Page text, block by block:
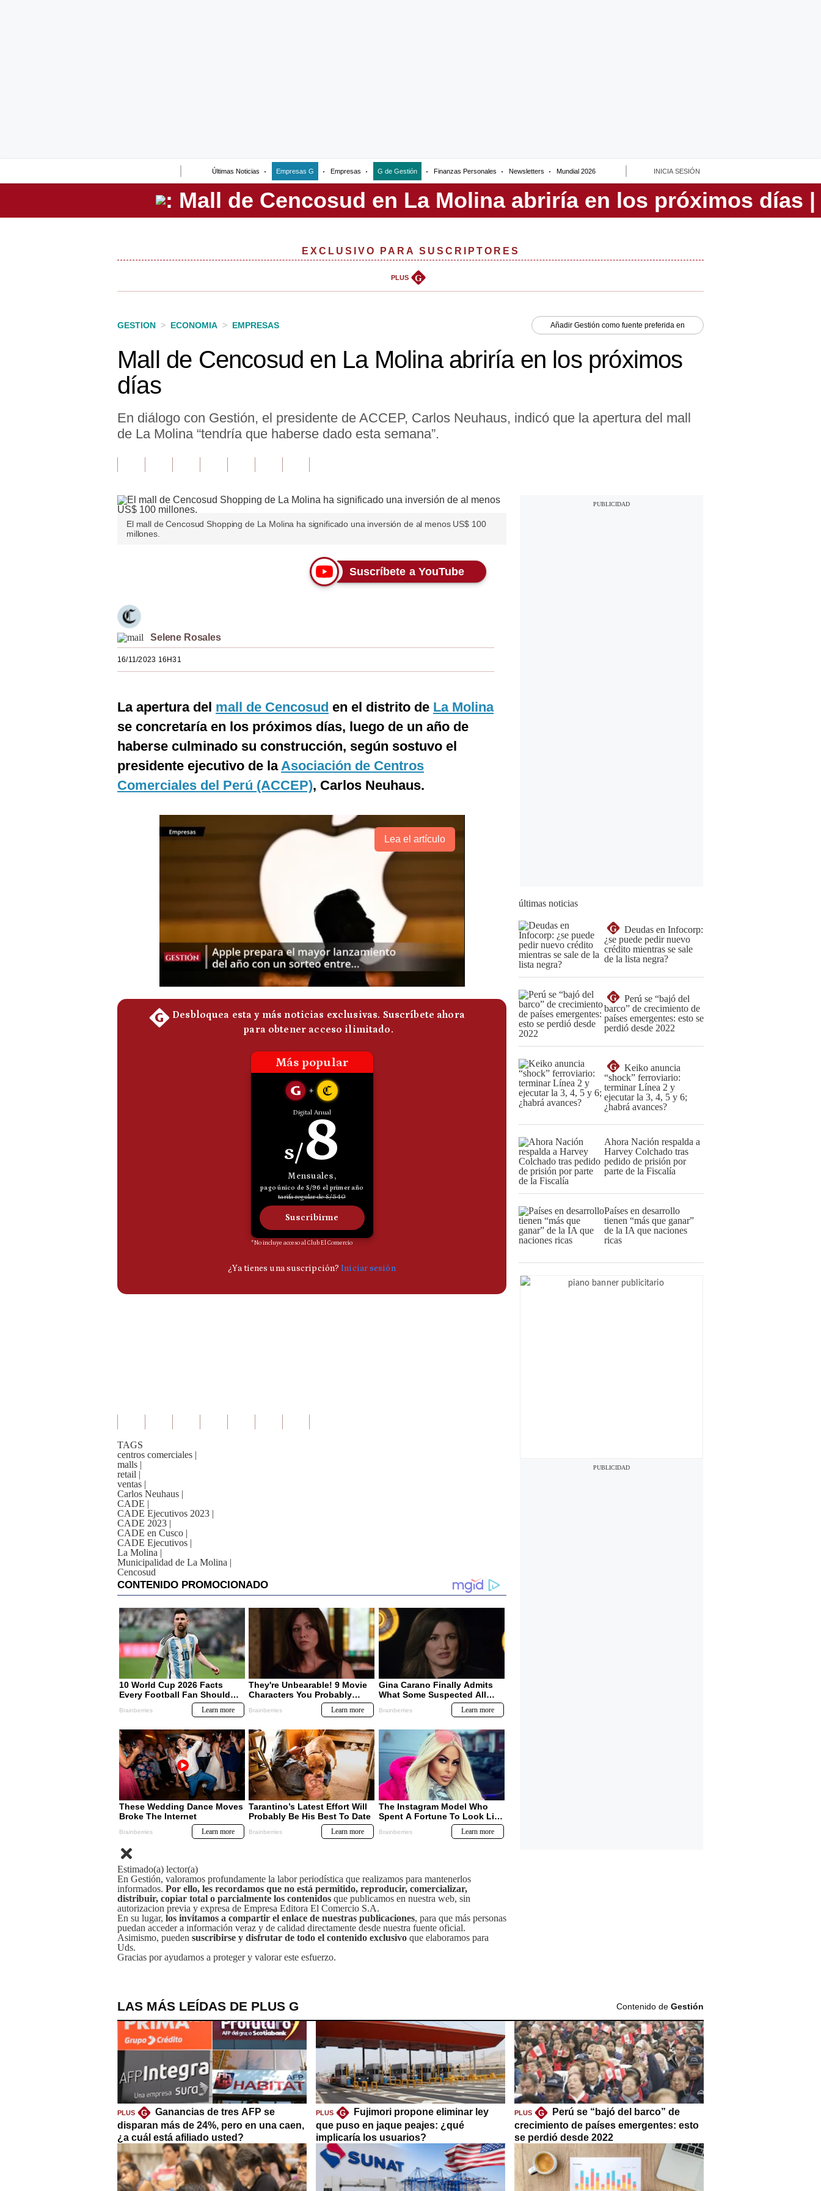
Últimas Noticias Empresas G Empresas G de Gestión Finanzas Personales Newsletters Mundial 2026 INICIA SESIÓN
Perú
EXCLUSIVO PARA SUSCRIPTORES
PLUS G
GESTION > ECONOMIA > EMPRESAS Añadir Gestión como fuente preferida en
Mall de Cencosud en La Molina abriría en los próximos
días
En diálogo con Gestión, el presidente de ACCEP, Carlos Neuhaus, indicó que la apertura del mall
de La Molina “tendría que haberse dado esta semana”.
El mall de Cencosud Shopping de La Molina ha significado una inversión de al menos US$ 100
millones.
Suscríbete a YouTube
Selene Rosales
16/11/2023 16H31
La apertura del mall de Cencosud en el distrito de La Molina
se concretaría en los próximos días, luego de un año de
haberse culminado su construcción, según sostuvo el
presidente ejecutivo de laAsociación de Centros
Comerciales del Perú (ACCEP), Carlos Neuhaus.
Lea el artículo
TAGS
centros comerciales |
malls |
retail |
ventas |
Carlos Neuhaus |
CADE |
CADE Ejecutivos 2023 |
CADE 2023 |
CADE en Cusco |
CADE Ejecutivos |
La Molina |
Municipalidad de La Molina |
Cencosud
Estimado(a) lector(a)
En Gestión, valoramos profundamente la labor periodística que realizamos para mantenerlos
informados. Por ello, les recordamos que no está permitido, reproducir, comercializar,
distribuir, copiar total o parcialmente los contenidos que publicamos en nuestra web, sin
autorizacion previa y expresa de Empresa Editora El Comercio S.A.
En su lugar, los invitamos a compartir el enlace de nuestras publicaciones, para que más personas
puedan acceder a información veraz y de calidad directamente desde nuestra fuente oficial.
Asimismo, pueden suscribirse y disfrutar de todo el contenido exclusivo que elaboramos para
Uds.
Gracias por ayudarnos a proteger y valorar este esfuerzo.
últimas noticias
G
Deudas en Infocorp:
¿se puede pedir nuevo
crédito mientras se sale
de la lista negra?
G
Perú se “bajó del
barco” de crecimiento de
países emergentes: esto se
perdió desde 2022
G
Keiko anuncia
“shock” ferroviario:
terminar Línea 2 y
ejecutar la 3, 4, 5 y 6;
¿habrá avances?
Ahora Nación respalda a
Harvey Colchado tras
pedido de prisión por
parte de la Fiscalía
Países en desarrollo
tienen “más que ganar”
de la IA que naciones
ricas
LAS MÁS LEÍDAS DE PLUS G Contenido de Gestión
PLUS G
Ganancias de tres AFP se
disparan más de 24%, pero en una caen,
¿a cuál está afiliado usted?
PLUS G
Fujimori propone eliminar ley
que puso en jaque peajes: ¿qué
implicaría los usuarios?
PLUS G
Perú se “bajó del barco” de
crecimiento de países emergentes: esto
se perdió desde 2022